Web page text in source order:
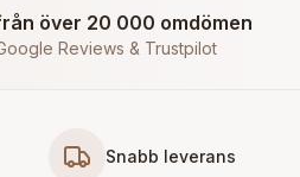
över 20 000 omdömen
Reviews & Trustpilot
Snabb leverans